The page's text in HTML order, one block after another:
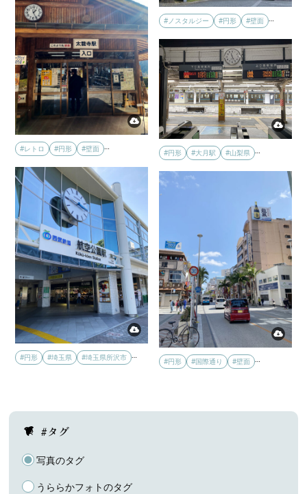
#ノスタルジー #円形 #壁面 …
#レトロ #円形 #壁面 …
#円形 #大月駅 #山梨県
#円形 #埼玉県 #埼玉県所沢市 …
#円形 #国際通り #壁面
#タグ
写真のタグ
うららかフォトのタグ